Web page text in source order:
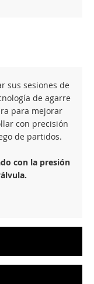
sus sesiones de
de agarre
para mejorar
con precisión
de partidos.
con la presión